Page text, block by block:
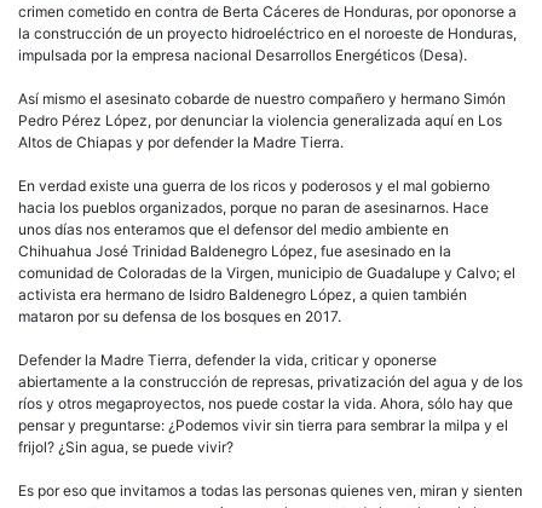
crimen cometido en contra de Berta Cáceres de Honduras, por oponorse a
la construcción de un proyecto hidroeléctrico en el noroeste de Honduras,
impulsada por la empresa nacional Desarrollos Energéticos (Desa).
Así mismo el asesinato cobarde de nuestro compañero y hermano Simón
Pedro Pérez López, por denunciar la violencia generalizada aquí en Los
Altos de Chiapas y por defender la Madre Tierra.
En verdad existe una guerra de los ricos y poderosos y el mal gobierno
hacia los pueblos organizados, porque no paran de asesinarnos. Hace
unos días nos enteramos que el defensor del medio ambiente en
Chihuahua José Trinidad Baldenegro López, fue asesinado en la
comunidad de Coloradas de la Virgen, municipio de Guadalupe y Calvo; el
activista era hermano de Isidro Baldenegro López, a quien también
mataron por su defensa de los bosques en 2017.
Defender la Madre Tierra, defender la vida, criticar y oponerse
abiertamente a la construcción de represas, privatización del agua y de los
ríos y otros megaproyectos, nos puede costar la vida. Ahora, sólo hay que
pensar y preguntarse: ¿Podemos vivir sin tierra para sembrar la milpa y el
frijol? ¿Sin agua, se puede vivir?
Es por eso que invitamos a todas las personas quienes ven, miran y sienten